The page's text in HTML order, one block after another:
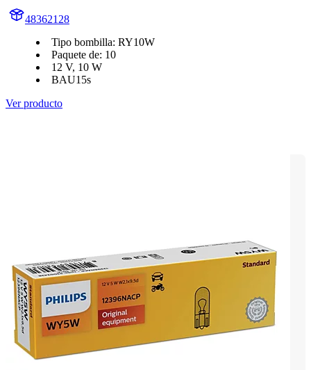
48362128
Tipo bombilla: RY10W
Paquete de: 10
12 V, 10 W
BAU15s
Ver producto